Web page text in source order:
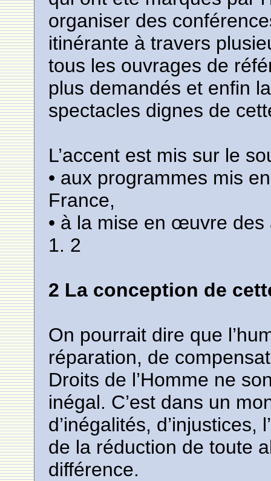
organiser des
itinérante à travers
tous les ouvrages de
plus demandés et enfin
spectacles dignes de
L’accent est mis sur le
• aux programmes mis
France,
• à la mise en œuvre
1. 2
2 La conception de
On pourrait dire que
réparation, de
Droits de l’Homme ne
inégal. C’est dans un
d’inégalités,
de la réduction de toute
différence.